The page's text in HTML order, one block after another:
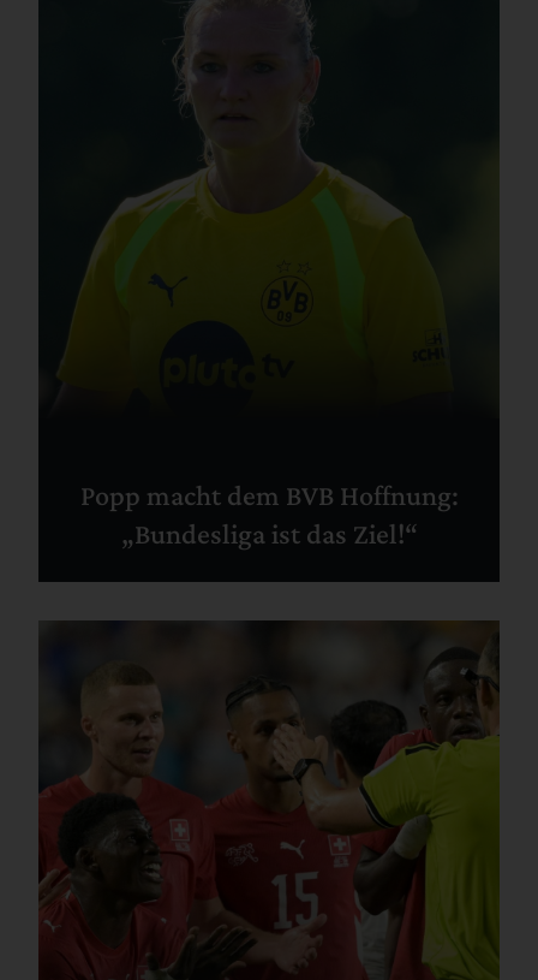
Popp macht dem BVB Hoffnung:
„Bundesliga ist das Ziel!“